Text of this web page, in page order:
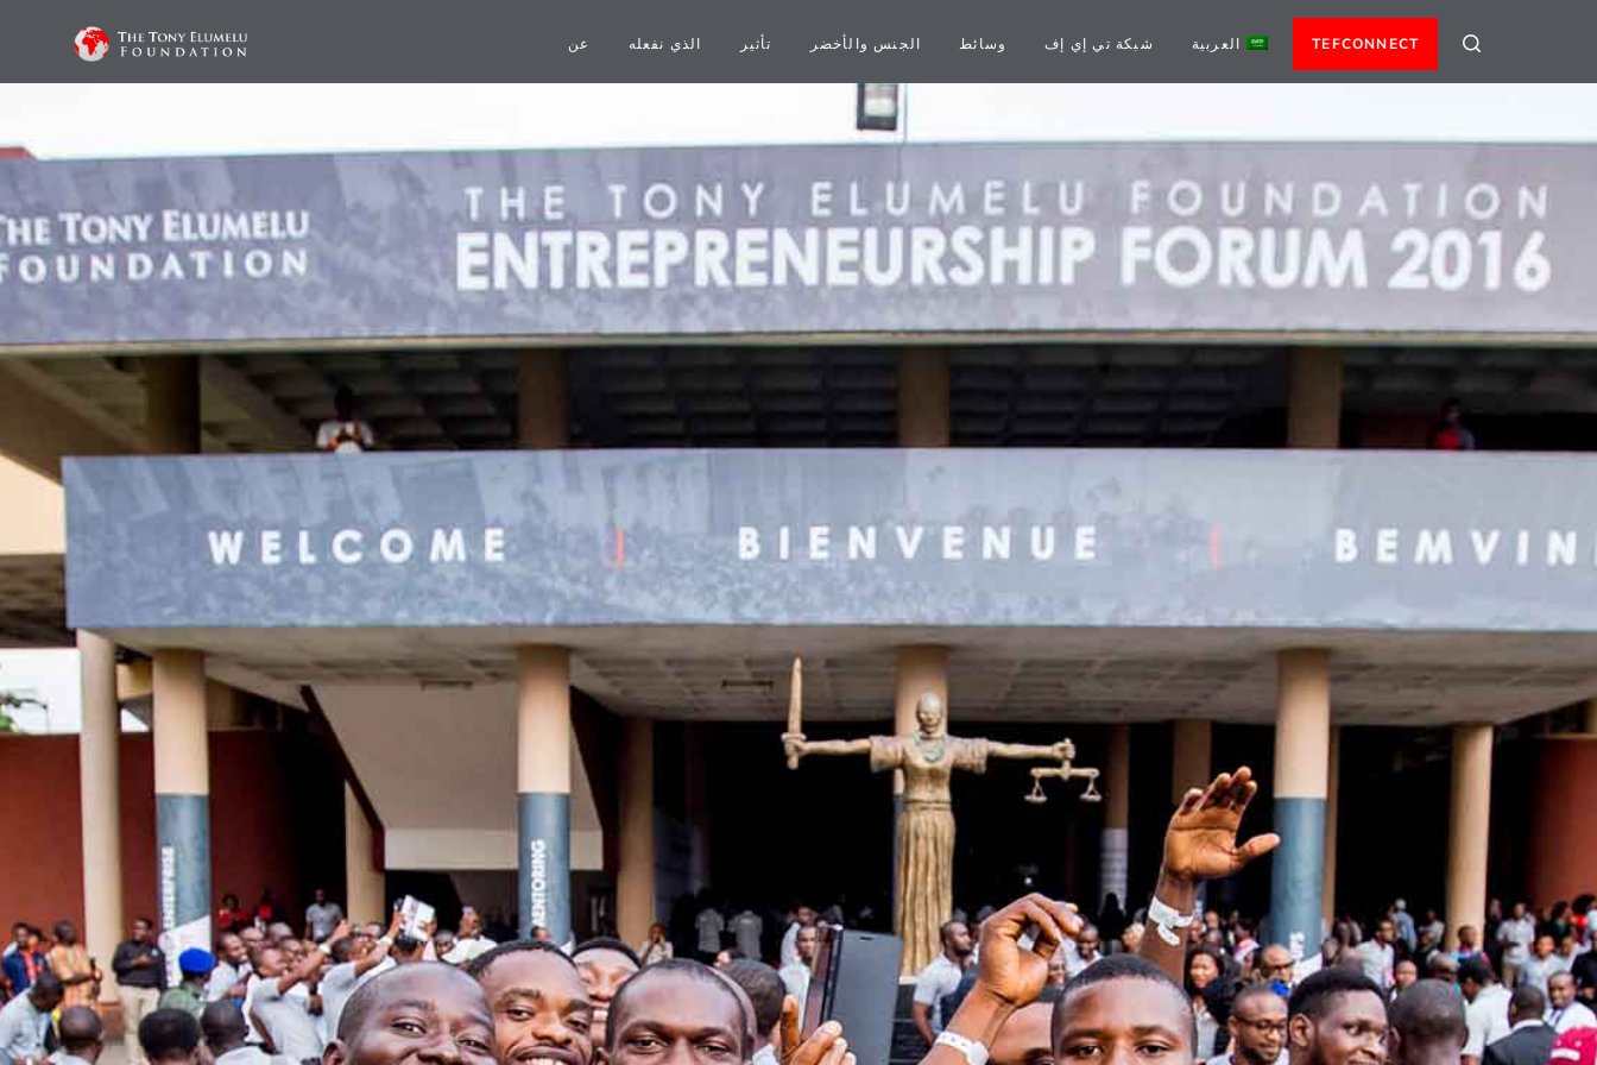
عن الذي نفعله تأثير الجنس والأخضر وسائط شبكة تي إي إف العربية TEFCONNECT